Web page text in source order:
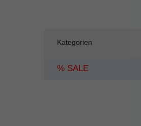
Kategorien
% SALE